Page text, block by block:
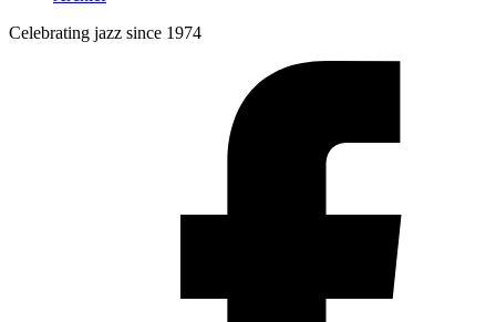
Celebrating jazz since 1974